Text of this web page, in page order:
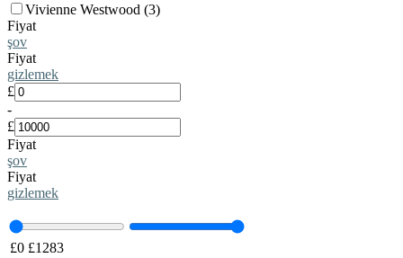
Vivienne Westwood (3)
Fiyat
şov
Fiyat
gizlemek
£
-
£
Fiyat
şov
Fiyat
gizlemek
£0 £1283